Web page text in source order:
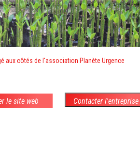
aux côtés de l'association Planète Urgence
le site web Contacter l'entreprise